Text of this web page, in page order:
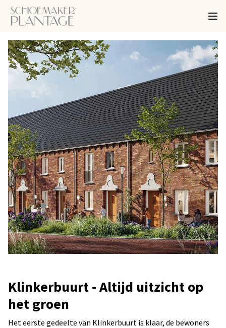
Klinkerbuurt - Altijd uitzicht op
het groen
Het eerste gedeelte van Klinkerbuurt is klaar, de bewoners